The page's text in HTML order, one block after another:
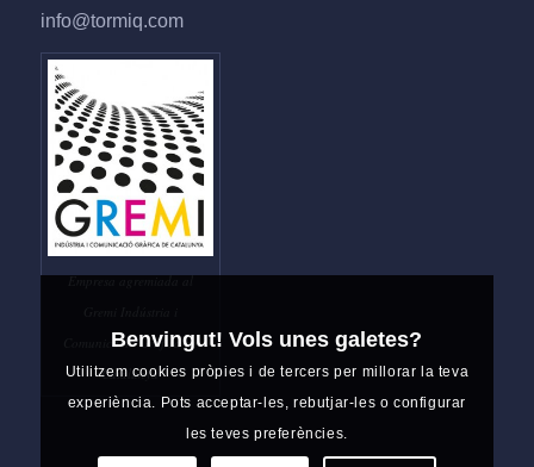
info@tormiq.com
Empresa agremiada al
Comunicació Gràfica de
Catalunya
Benvingut! Vols unes galetes?
Utilitzem cookies pròpies i de tercers per millorar la teva
experiència. Pots acceptar-les, rebutjar-les o configurar
les teves preferències.